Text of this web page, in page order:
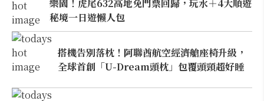
樂園！虎尾632高地免門票回歸，玩水＋4大順遊
秘境一日遊懶人包
搭機告別落枕！阿聯酋航空經濟艙座椅升級，
全球首創「U-Dream頭枕」包覆頭頸超好睡